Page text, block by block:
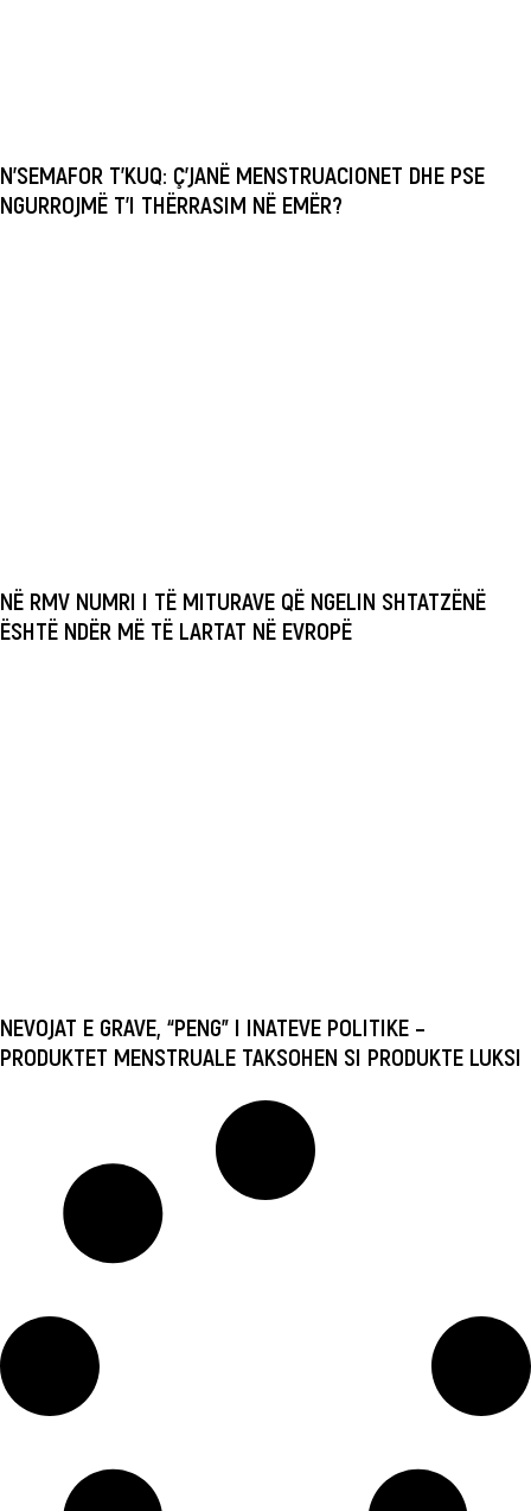
N’SEMAFOR T’KUQ: Ç’JANË MENSTRUACIONET DHE PSE
NGURROJMË T’I THËRRASIM NË EMËR?
NË RMV NUMRI I TË MITURAVE QË NGELIN SHTATZËNË
ËSHTË NDËR MË TË LARTAT NË EVROPË
NEVOJAT E GRAVE, “PENG” I INATEVE POLITIKE –
PRODUKTET MENSTRUALE TAKSOHEN SI PRODUKTE LUKSI